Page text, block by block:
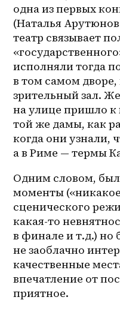
одна из первых
(Наталья
театр связывает
исполняли тогда
в том самом
зрительный зал.
на улице пришло к
той же дамы, как
когда они узнали,
а в Риме — термы
Одним словом,
моменты
сценического
какая-то
в финале и т.д.) но
не заоблачно
качественные
впечатление от
приятное.